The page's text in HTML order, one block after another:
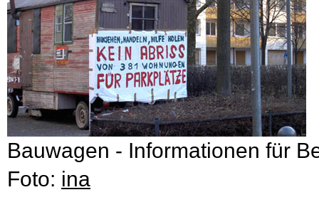
Bauwagen - Informationen für
Foto: ina